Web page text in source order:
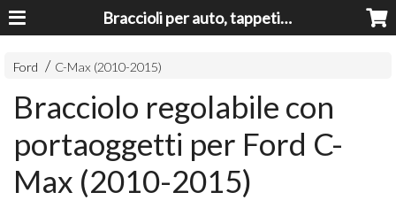
Braccioli per auto, tappeti auto, accessori auto MADE IN ITALY - Armrests, Mittelarmlehnen, Accoundoirs
Ford C-Max (2010-2015)
Bracciolo regolabile con
portaoggetti per Ford C-
Max (2010-2015)